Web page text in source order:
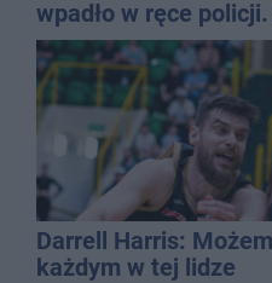
wpadło w ręce
promila
Darrell Harris:
każdym w tej lidze